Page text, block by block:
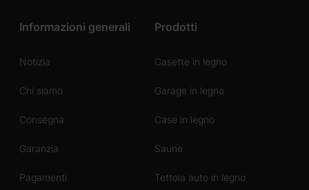
Informazioni generali
Notizia
Chi siamo
Consegna
Garanzia
Pagamenti
Prodotti
Casette in legno
Garage in legno
Case in legno
Saune
Tettoia auto in legno